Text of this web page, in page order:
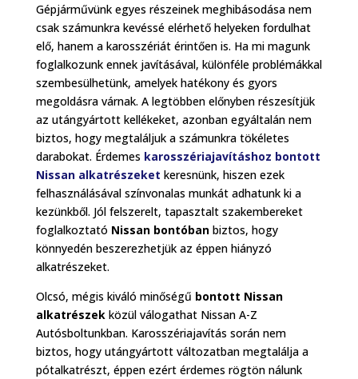
Gépjárművünk egyes részeinek meghibásodása nem
csak számunkra kevéssé elérhető helyeken fordulhat
elő, hanem a karosszériát érintően is. Ha mi magunk
foglalkozunk ennek javításával, különféle problémákkal
szembesülhetünk, amelyek hatékony és gyors
megoldásra várnak. A legtöbben előnyben részesítjük
az utángyártott kellékeket, azonban egyáltalán nem
biztos, hogy megtaláljuk a számunkra tökéletes
darabokat. Érdemes karosszériajavításhoz bontott
Nissan alkatrészeket keresnünk, hiszen ezek
felhasználásával színvonalas munkát adhatunk ki a
kezünkből. Jól felszerelt, tapasztalt szakembereket
foglalkoztató Nissan bontóbanbiztos, hogy
könnyedén beszerezhetjük az éppen hiányzó
alkatrészeket.
Olcsó, mégis kiváló minőségű bontott Nissan
alkatrészekközül válogathat Nissan A-Z
Autósboltunkban. Karosszériajavítás során nem
biztos, hogy utángyártott változatban megtalálja a
pótalkatrészt, éppen ezért érdemes rögtön nálunk